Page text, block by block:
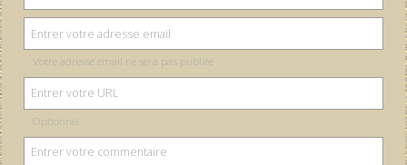
Votre adresse email ne sera pas publiée
Optionnel